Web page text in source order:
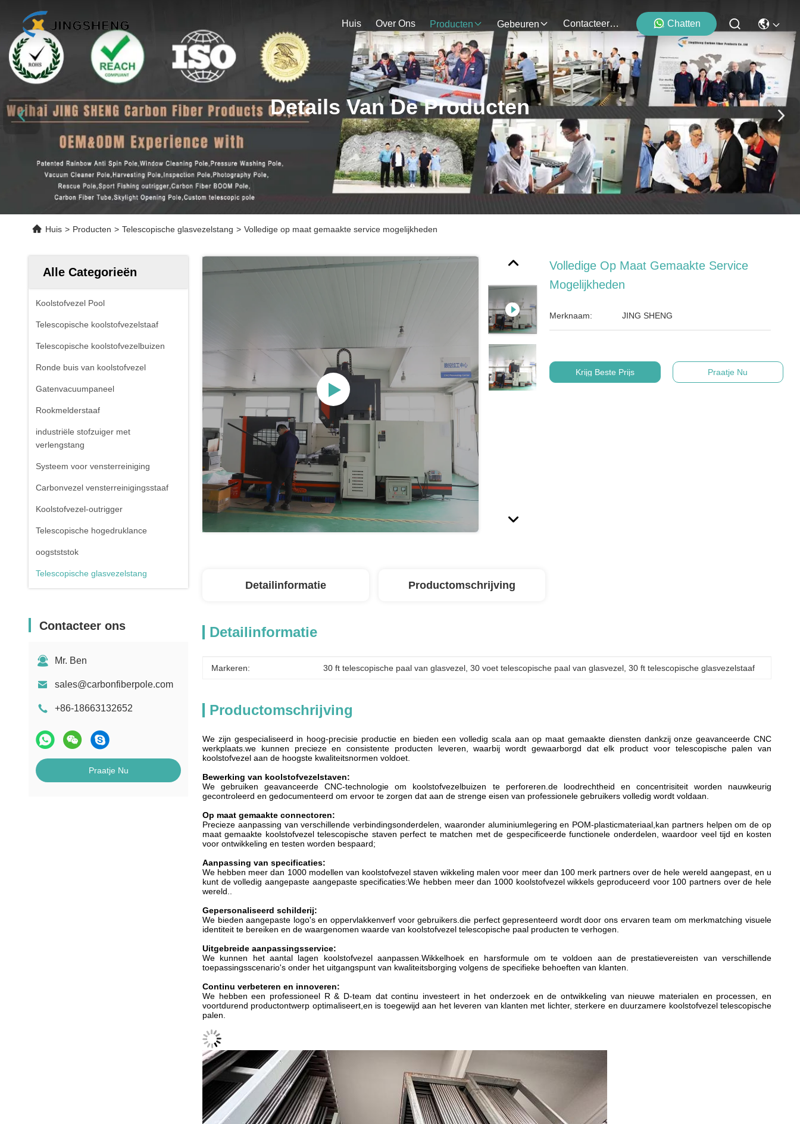
Huis Over Ons Producten Gebeuren Contacteer Ons Chatten
Details Van De Producten
Huis > Producten > Telescopische glasvezelstang > Volledige op maat gemaakte service mogelijkheden
Alle Categorieën
Koolstofvezel Pool
Telescopische koolstofvezelstaaf
Telescopische koolstofvezelbuizen
Ronde buis van koolstofvezel
Gatenvacuumpaneel
Rookmelderstaaf
industriële stofzuiger met
verlengstang
Systeem voor vensterreiniging
Carbonvezel vensterreinigingsstaaf
Koolstofvezel-outrigger
Telescopische hogedruklance
oogstststok
Telescopische glasvezelstang
Contacteer ons
Mr. Ben
sales@carbonfiberpole.com
+86-18663132652
Praatje Nu
Volledige Op Maat Gemaakte Service
Mogelijkheden
Merknaam: JING SHENG
Krijg Beste Prijs Praatje Nu
Detailinformatie Productomschrijving
Detailinformatie
Markeren: 30 ft telescopische paal van glasvezel , 30 voet telescopische paal van glasvezel , 30 ft telescopische glasvezelstaaf
Productomschrijving
We zijn gespecialiseerd in hoog-precisie productie en bieden een volledig scala aan op maat gemaakte diensten dankzij onze geavanceerde CNC
werkplaats.we kunnen precieze en consistente producten leveren, waarbij wordt gewaarborgd dat elk product voor telescopische palen van
koolstofvezel aan de hoogste kwaliteitsnormen voldoet.
Bewerking van koolstofvezelstaven:
We gebruiken geavanceerde CNC-technologie om koolstofvezelbuizen te perforeren.de loodrechtheid en concentrisiteit worden nauwkeurig
gecontroleerd en gedocumenteerd om ervoor te zorgen dat aan de strenge eisen van professionele gebruikers volledig wordt voldaan.
Op maat gemaakte connectoren:
Precieze aanpassing van verschillende verbindingsonderdelen, waaronder aluminiumlegering en POM-plasticmateriaal,kan partners helpen om de op
maat gemaakte koolstofvezel telescopische staven perfect te matchen met de gespecificeerde functionele onderdelen, waardoor veel tijd en kosten
voor ontwikkeling en testen worden bespaard;
Aanpassing van specificaties:
We hebben meer dan 1000 modellen van koolstofvezel staven wikkeling malen voor meer dan 100 merk partners over de hele wereld aangepast, en u
kunt de volledig aangepaste aangepaste specificaties:We hebben meer dan 1000 koolstofvezel wikkels geproduceerd voor 100 partners over de hele
wereld..
Gepersonaliseerd schilderij:
We bieden aangepaste logo's en oppervlakkenverf voor gebruikers.die perfect gepresenteerd wordt door ons ervaren team om merkmatching visuele
identiteit te bereiken en de waargenomen waarde van koolstofvezel telescopische paal producten te verhogen.
Uitgebreide aanpassingsservice:
We kunnen het aantal lagen koolstofvezel aanpassen.Wikkelhoek en harsformule om te voldoen aan de prestatievereisten van verschillende
toepassingsscenario's onder het uitgangspunt van kwaliteitsborging volgens de specifieke behoeften van klanten.
Continu verbeteren en innoveren:
We hebben een professioneel R & D-team dat continu investeert in het onderzoek en de ontwikkeling van nieuwe materialen en processen, en
voortdurend productontwerp optimaliseert,en is toegewijd aan het leveren van klanten met lichter, sterkere en duurzamere koolstofvezel telescopische
palen.